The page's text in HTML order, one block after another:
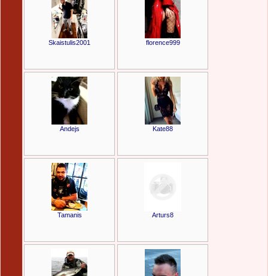
Skaistulis2001 florence999
Andejs Kate88
Tamanis Arturs8